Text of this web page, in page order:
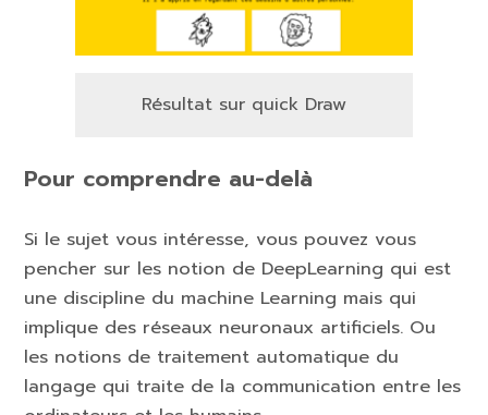
Résultat sur quick Draw
Pour comprendre au-delà
Si le sujet vous intéresse, vous pouvez vous
pencher sur les notion de DeepLearning qui est
une discipline du machine Learning mais qui
implique des réseaux neuronaux artificiels. Ou
les notions de traitement automatique du
langage qui traite de la communication entre les